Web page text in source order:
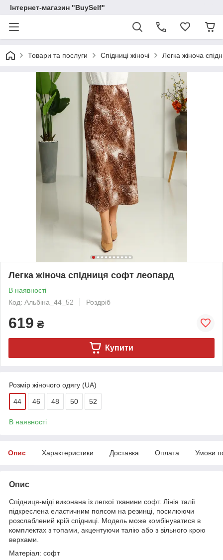
Інтернет-магазин "BuySelf"
Товари та послуги Спідниці жіночі Легка жіноча
Легка жіноча спідниця софт леопард
В наявності
Код: Альбіна_44_52
Роздріб
619 ₴
Купити
Розмір жіночого одягу (UA)
44 46 48 50 52
В наявності
Опис Характеристики Доставка Оплата Умови
Опис
Спідниця-міді виконана із легкої тканини софт. Лінія талії
підкреслена еластичним поясом на резинці, посилюючи
розслаблений крій спідниці. Модель може комбінуватися в
комплектах з топами, акцентуючи талію або з вільного крою
верхами.
Матеріал: софт